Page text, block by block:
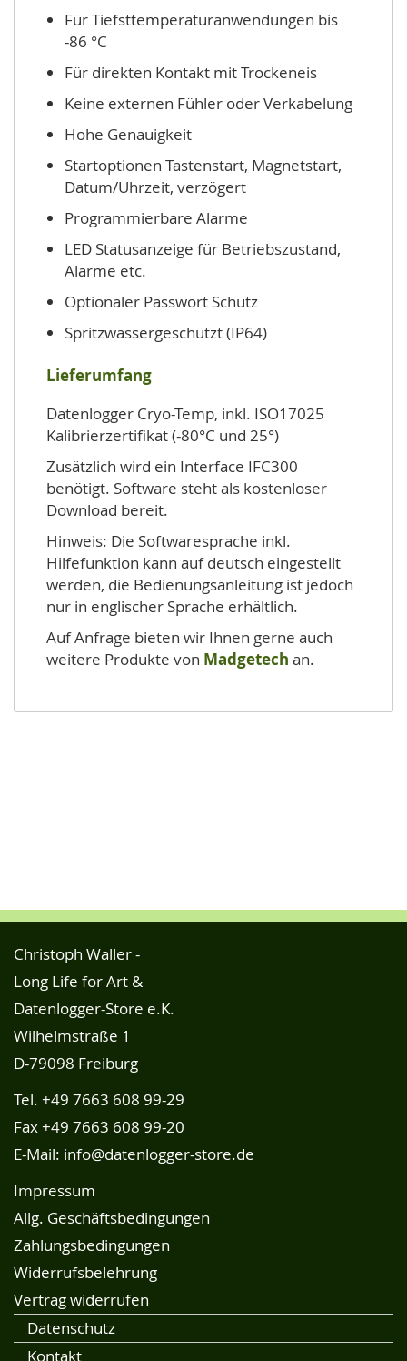
Für Tiefsttemperaturanwendungen bis
-86 °C
Für direkten Kontakt mit Trockeneis
Keine externen Fühler oder Verkabelung
Hohe Genauigkeit
Startoptionen Tastenstart, Magnetstart,
Datum/Uhrzeit, verzögert
Programmierbare Alarme
LED Statusanzeige für Betriebszustand,
Alarme etc.
Optionaler Passwort Schutz
Spritzwassergeschützt (IP64)
Lieferumfang
Datenlogger Cryo-Temp, inkl. ISO17025
Kalibrierzertifikat (-80°C und 25°)
Zusätzlich wird ein Interface IFC300
benötigt. Software steht als kostenloser
Download bereit.
Hinweis: Die Softwaresprache inkl.
Hilfefunktion kann auf deutsch eingestellt
werden, die Bedienungsanleitung ist jedoch
nur in englischer Sprache erhältlich.
Auf Anfrage bieten wir Ihnen gerne auch
weitere Produkte von Madgetech an.
Christoph Waller -
Long Life for Art &
Datenlogger-Store e.K.
Wilhelmstraße 1
D-79098 Freiburg
Tel. +49 7663 608 99-29
Fax +49 7663 608 99-20
E-Mail: info@datenlogger-store.de
Impressum
Allg. Geschäftsbedingungen
Zahlungsbedingungen
Widerrufsbelehrung
Vertrag widerrufen
Datenschutz
Kontakt